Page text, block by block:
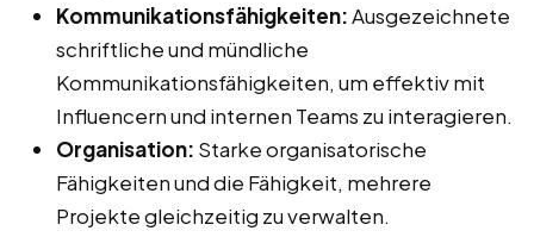
Kommunikationsfähigkeiten:Ausgezeichnete
schriftliche und mündliche
Kommunikationsfähigkeiten, um effektiv mit
Influencern und internen Teams zu interagieren.
Organisation: Starke organisatorische
Fähigkeiten und die Fähigkeit, mehrere
Projekte gleichzeitig zu verwalten.